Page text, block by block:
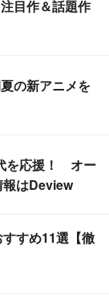
目作＆話題作
の新アニメを
を応援！ オー
報はDeview
すめ11選【徹